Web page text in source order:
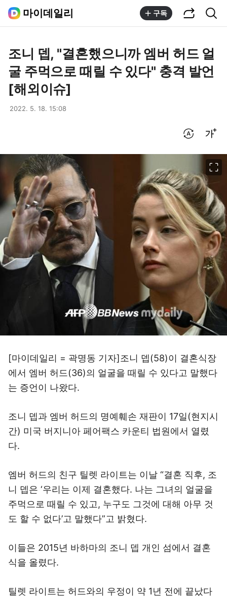
마이데일리 구독
조니 뎁, "결혼했으니까 엠버 허드 얼
굴 주먹으로 때릴 수 있다" 충격 발언
[해외이슈]
2022. 5. 18. 15:08
[마이데일리 = 곽명동 기자]조니 뎁(58)이 결혼식장
에서 엠버 허드(36)의 얼굴을 때릴 수 있다고 말했다
는 증언이 나왔다.
조니 뎁과 엠버 허드의 명예훼손 재판이 17일(현지시
간) 미국 버지니아 페어팩스 카운티 법원에서 열렸
다.
엠버 허드의 친구 틸렛 라이트는 이날 “결혼 직후, 조
니 뎁은 ‘우리는 이제 결혼했다. 나는 그녀의 얼굴을
주먹으로 때릴 수 있고, 누구도 그것에 대해 아무 것
도 할 수 없다’고 말했다”고 밝혔다.
이들은 2015년 바하마의 조니 뎁 개인 섬에서 결혼
식을 올렸다.
틸렛 라이트는 허드와의 우정이 약 1년 전에 끝났다